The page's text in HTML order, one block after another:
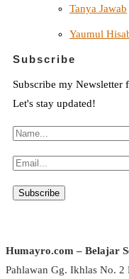
Tanya Jawab
Yaumul
Subscribe
Subscribe my Newsletter
Let's stay updated!
Humayro.com – Belajar
Pahlawan Gg. Ikhlas No. 2